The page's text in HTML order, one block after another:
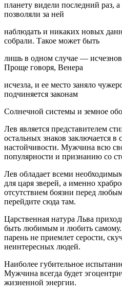
планету видели последний раз,
позволяли за ней
наблюдать и никаких новых
собрали. Такое может быть
лишь в одном случае —
Проще говоря, Венера
исчезла, и ее место заняло
подчиняется законам
Солнечной системы и земное
Лев является представителем
остальных знаков заключается в
настойчивости. Мужчина всю
популярности и признанию со
Лев обладает всеми
для царя зверей, а именно
отсутствием боязни перед
перейдите сюда там.
Царственная натура Льва
быть любимым и любить самому.
парень не приемлет серости,
неинтересных людей.
Наиболее губительное
Мужчина всегда будет
жизненной энергии.